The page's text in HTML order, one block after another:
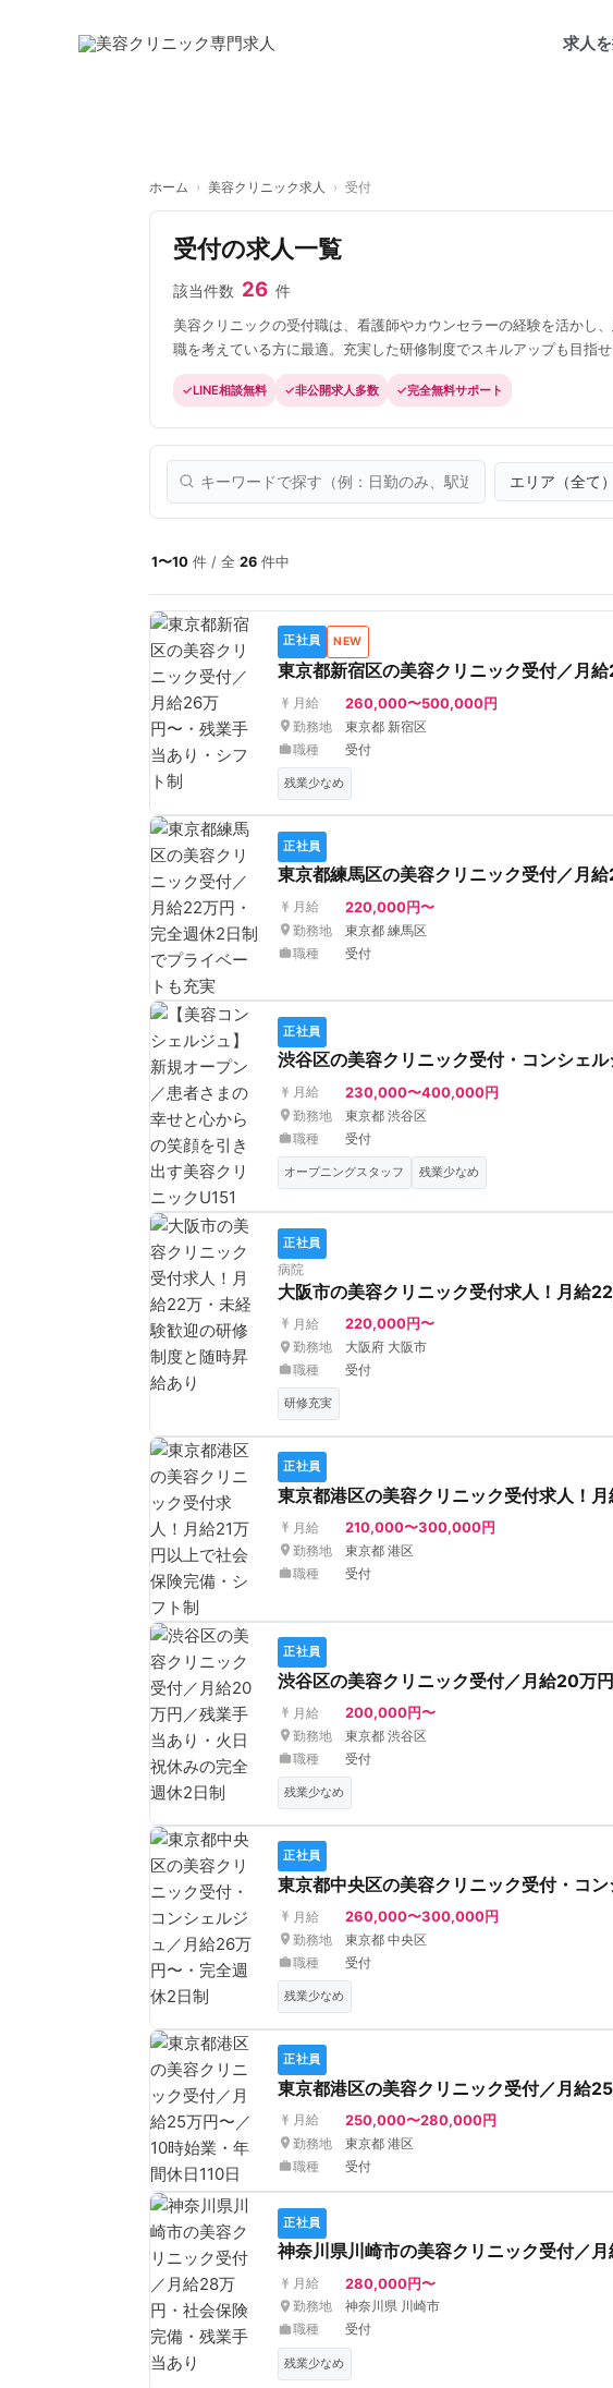
求人
ホーム › 美容クリニック求人 › 受付
受付の求人一覧
該当件数 26 件
美容クリニックの受付職は、看護師やカウンセラーの経験を活かし
職を考えている方に最適。充実した研修制度でスキルアップも目指
LINE相談無料 非公開求人多数 完全無料サポート
1〜10 件 / 全 26件中
正社員 NEW
東京都新宿区の美容クリニック受付／月
月給 260,000〜500,000円
勤務地
東京都 新宿区
職種
受付
残業少なめ
正社員
東京都練馬区の美容クリニック受付／月
月給 220,000円〜
勤務地
東京都 練馬区
職種
受付
正社員
渋谷区の美容クリニック受付・コンシェ
月給 230,000〜400,000円
勤務地
東京都 渋谷区
職種
受付
オープニングスタッフ 残業少なめ
正社員
病院
大阪市の美容クリニック受付求人！月給
月給 220,000円〜
勤務地
大阪府 大阪市
職種
受付
研修充実
正社員
東京都港区の美容クリニック受付求人！
月給 210,000〜300,000円
勤務地
東京都 港区
職種
受付
正社員
渋谷区の美容クリニック受付／月給20万
月給 200,000円〜
勤務地
東京都 渋谷区
職種
受付
残業少なめ
正社員
東京都中央区の美容クリニック受付・コ
月給 260,000〜300,000円
勤務地
東京都 中央区
職種
受付
残業少なめ
正社員
東京都港区の美容クリニック受付／月給
月給 250,000〜280,000円
勤務地
東京都 港区
職種
受付
正社員
神奈川県川崎市の美容クリニック受付／
月給 280,000円〜
勤務地
神奈川県 川崎市
職種
受付
残業少なめ